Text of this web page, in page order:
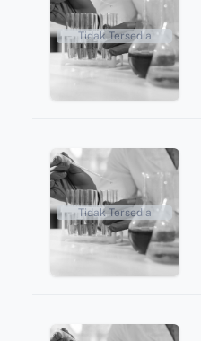
Tidak Tersedia
Tidak Tersedia